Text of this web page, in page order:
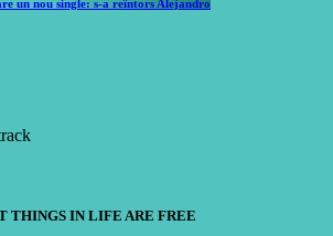
un nou single: s-a reîntors Alejandro
THINGS IN LIFE ARE FREE